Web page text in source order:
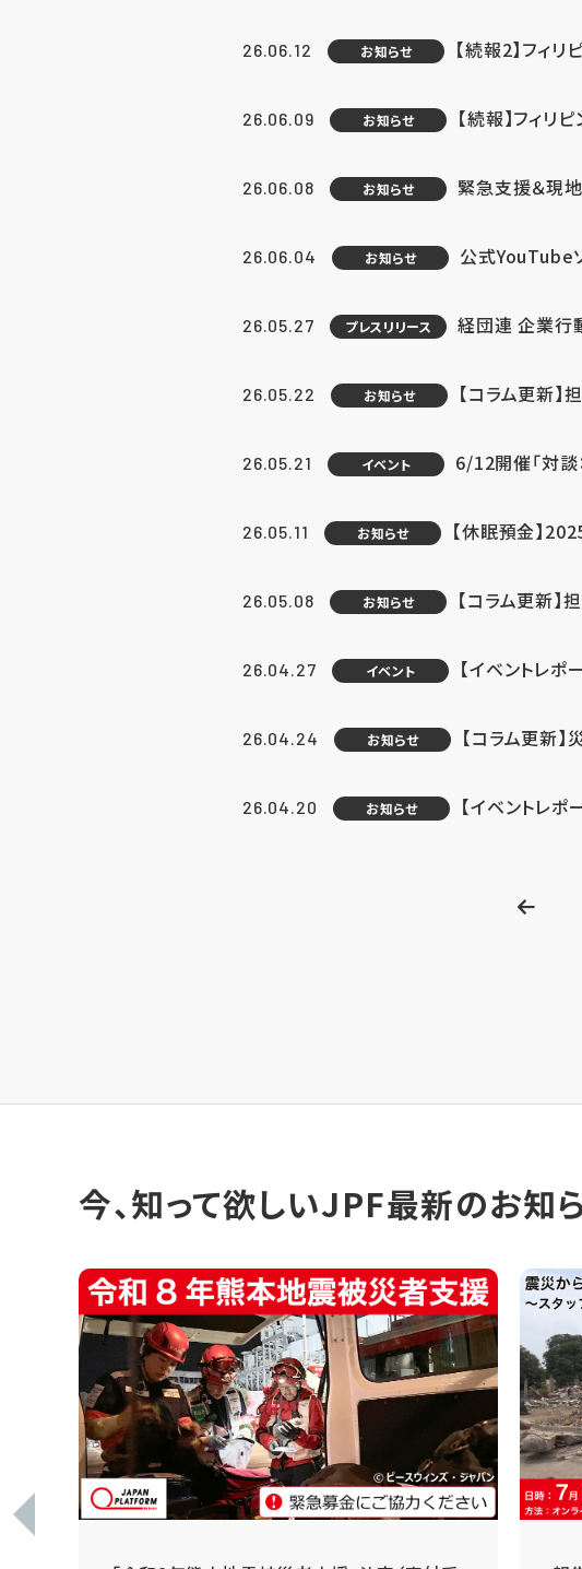
26.06.12 お知らせ 【続報2】フィ
26.06.09 お知らせ 【続報】フィ
26.06.08 お知らせ 緊急支援＆現
26.06.04 お知らせ 公式YouTube
26.05.27 プレスリリース 経団連 企業行
26.05.22 お知らせ 【コラム更新
26.05.21 イベント 6/12開催「対
26.05.11 お知らせ 【休眠預金】
26.05.08 お知らせ 【コラム更新
26.04.27 イベント 【イベントレ
26.04.24 お知らせ 【コラム更新
26.04.20 お知らせ 【イベントレ
今、知って欲しいJPF最新のお知